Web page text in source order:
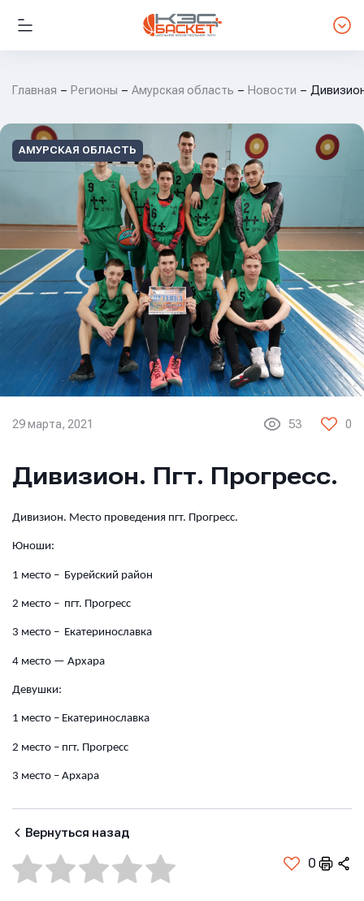
Главная Регионы Амурская область Новости
АМУРСКАЯ ОБЛАСТЬ
29 марта, 2021 53 0
Дивизион. Пгт. Прогресс.
Дивизион. Место проведения пгт. Прогресс.
Юноши:
1 место – Бурейский район
2 место – пгт. Прогресс
3 место – Екатеринославка
4 место — Архара
Девушки:
1 место – Екатеринославка
2 место – пгт. Прогресс
3 место – Архара
Вернуться назад
0